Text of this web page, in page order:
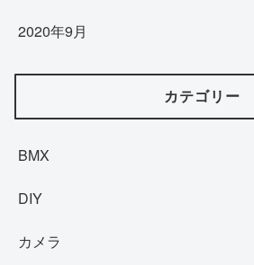
2020年9月
カテゴリー
BMX
DIY
カメラ